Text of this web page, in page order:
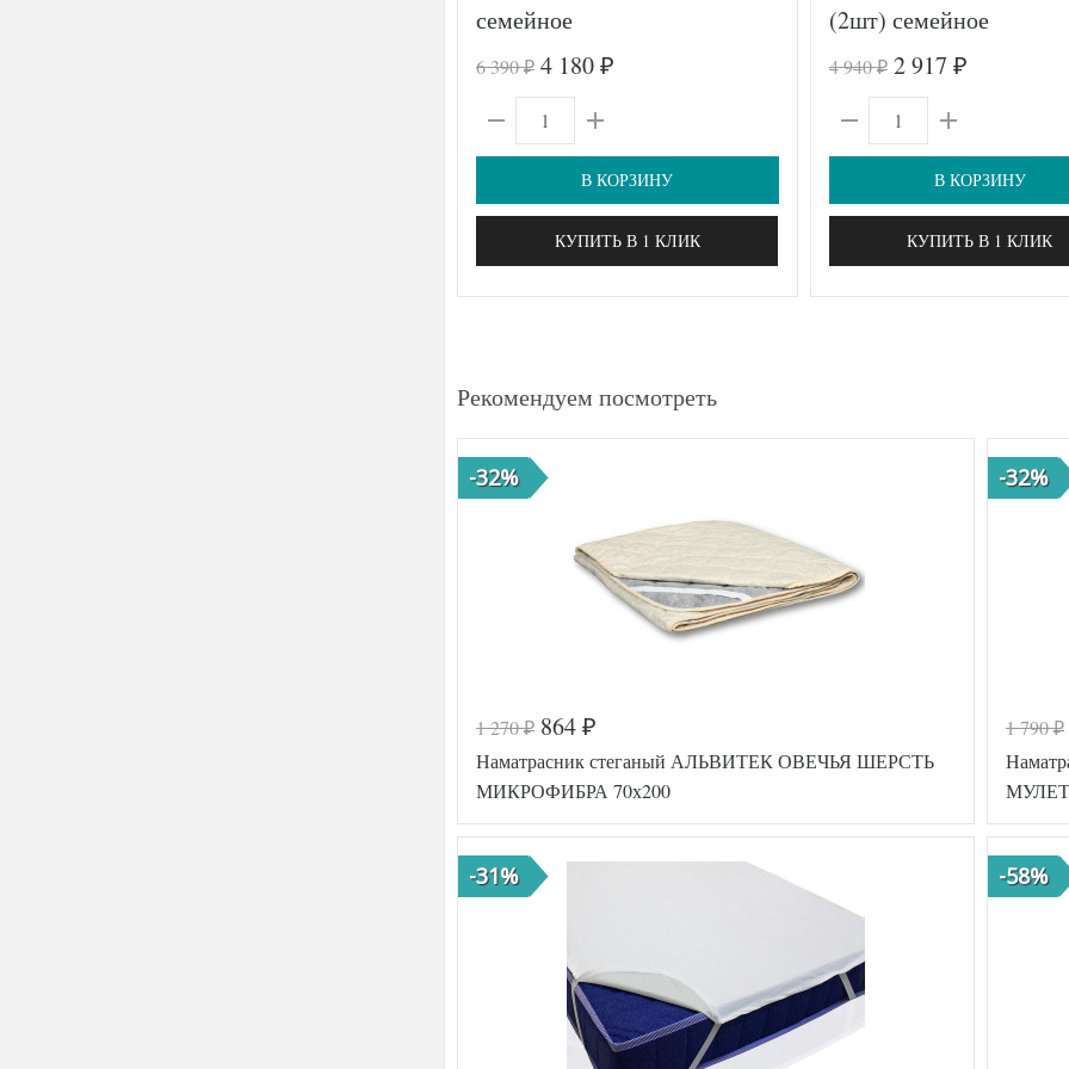
семейное
6 390₽ 4 180 ₽
В КОРЗИНУ
КУПИТЬ В 1 КЛИК
(2шт) семейное
4 940₽ 2 917 ₽
В КОРЗИНУ
КУПИТЬ В 1 КЛИК
Рекомендуем посмотреть
-32%
1 270₽ 864 ₽
Наматрасник стеганый АЛЬВИТЕК ОВЕЧЬЯ ШЕРСТЬ
МИКРОФИБРА 70х200
-32%
1 790₽
-31% -58%